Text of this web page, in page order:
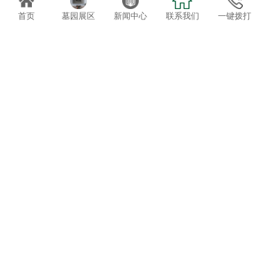
首页 墓园展区 新闻中心 联系我们 一键拨打